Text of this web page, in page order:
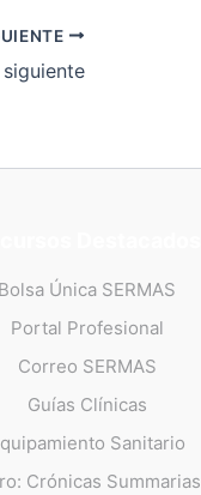
Bolsa Única SERMAS
Portal Profesional
Correo SERMAS
Guías Clínicas
Sanitario
Crónicas Summarias